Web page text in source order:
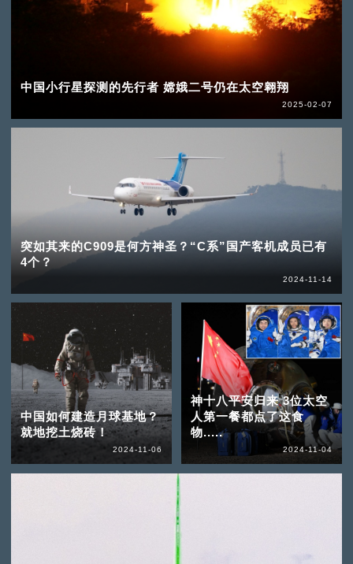
中国小行星探测的先行者 嫦娥二号仍在太空翱翔
2025-02-07
突如其来的C909是何方神圣？“C系”国产客机成员已有
4个？
2024-11-14
中国如何建造月球基地？
就地挖土烧砖！
2024-11-06
神十八平安归来 3位太空
人第一餐都点了这食
物.....
2024-11-04